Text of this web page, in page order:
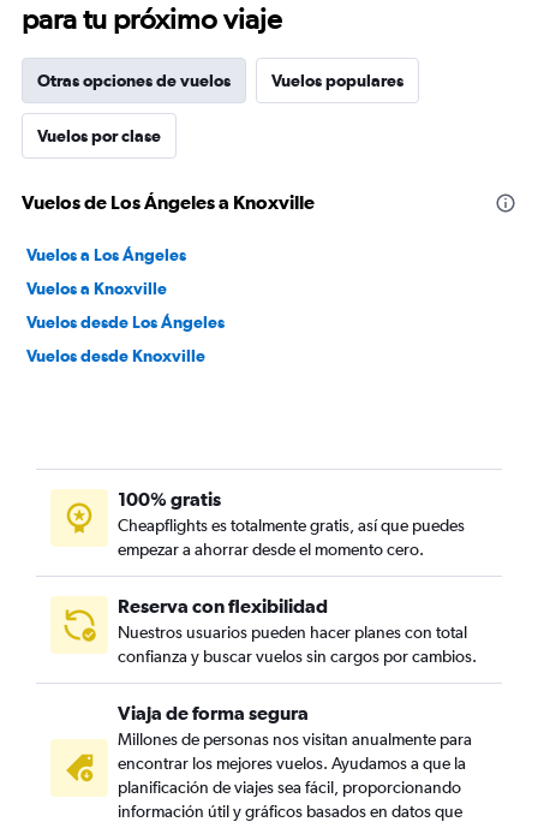
para tu próximo viaje
Otras opciones de vuelos Vuelos populares
Vuelos por clase
Vuelos de Los Ángeles a Knoxville
Vuelos a Los Ángeles
Vuelos a Knoxville
Vuelos desde Los Ángeles
Vuelos desde Knoxville
100% gratis
Cheapflights es totalmente gratis, así que puedes
empezar a ahorrar desde el momento cero.
Reserva con flexibilidad
Nuestros usuarios pueden hacer planes con total
confianza y buscar vuelos sin cargos por cambios.
Viaja de forma segura
Millones de personas nos visitan anualmente para
encontrar los mejores vuelos. Ayudamos a que la
planificación de viajes sea fácil, proporcionando
información útil y gráficos basados en datos que